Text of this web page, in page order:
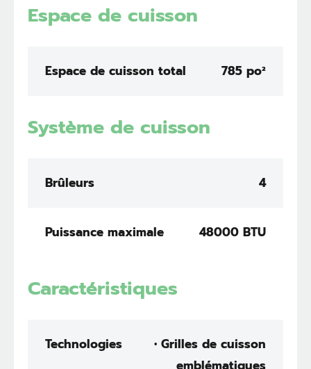
Espace de cuisson
Espace de cuisson total 785 po²
Système de cuisson
Brûleurs 4
Puissance maximale 48000 BTU
Caractéristiques
Technologies
• Grilles de cuisson
emblématiques